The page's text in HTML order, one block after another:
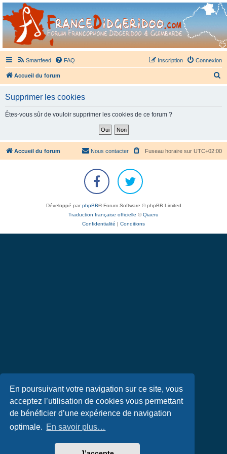
En poursuivant votre navigation sur ce site, vous
acceptez l’utilisation de cookies vous permettant
de bénéficier d’une expérience de navigation
optimale. En savoir plus…
France Didgeridoo
Didgeridoo et Guimbarde sur France Didgeridoo - retrouvez la communauté.
Smartfeed FAQ Connexion
Inscription
Accueil du forum
c
h
Supprimer les cookies
Êtes-vous sûr de vouloir supprimer les cookies de ce forum ?
Accueil du forum Fuseau horaire sur UTC+02:00
Nous contacter
Développé parphpBB® Forum Software © phpBB Limited
Traduction française officielle ©Qiaeru
Confidentialité
Conditions